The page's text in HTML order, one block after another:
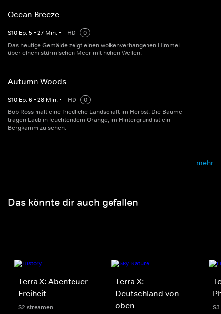
Ocean Breeze
S10 Ep.5 • 27 Min. • HD
0
Das heutige Gemälde zeigt einen wolkenverhangenen Himmel
über einem stürmischen Meer mit hohen Wellen.
Autumn Woods
S10 Ep.6 • 28 Min. • HD
0
Bob Ross malt eine friedliche Landschaft im Herbst. Die Bäume
tragen Laub in leuchtendem Orange, im Hintergrund ist ein
Bergkamm zu sehen.
mehr
Das könnte dir auch gefallen
Terra X: Abenteuer
Freiheit
S2 streamen
Terra X:
Deutschland von
oben